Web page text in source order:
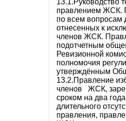
правлением ЖСК.
по всем вопросам
отнесенных к
членов ЖСК.
подотчетным
Ревизионной
полномочия
утверждённым
13.2.Правление
членов ЖСК,
сроком на два
длительного
правления,